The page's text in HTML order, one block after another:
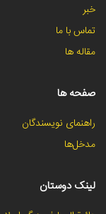
خبر
تماس با ما
مقاله ها
صفحه ها
راهنمای نویسندگان
مدخل‌ها
لینک دوستان